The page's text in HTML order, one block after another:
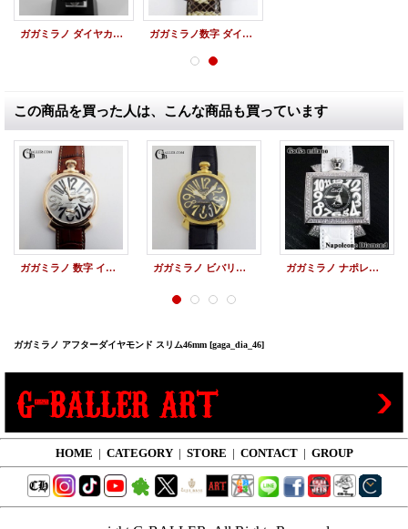
ガガミラノ ダイヤカスタム 数字 マヌアーレ 5012 アフターダイヤ ガガミラノ数字 ダイヤカスタム 文字盤 アフターダイヤ
この商品を買った人は、こんな商品も買っています
ガガミラノ 数字 インデックス アフターダイヤ ガガミラノ ビバリーヒルズ 限定 アフターダイヤ ガガミラノ ナポレオン アフターダイヤ ダイヤ加工
ガガミラノ アフターダイヤモンド スリム46mm [gaga_dia_46]
HOME | CATEGORY | STORE | CONTACT | GROUP